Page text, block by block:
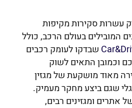
עשרות סקירות מקיפות
המובילים בעולם הרכב, כולל
שבדקו לעומק רכבים
וכמובן התאים לשוק
מאוד מושקעת של מגזין
שגם ביצע מחקר מעמיק.
אתרים ומגזינים רבים,